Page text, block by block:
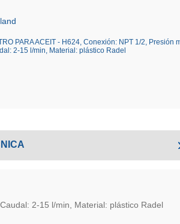
PARA ACEIT - H624, Conexión: NPT 1/2, Presión
2-15 l/min, Material: plástico Radel
2-15 l/min, Material: plástico Radel